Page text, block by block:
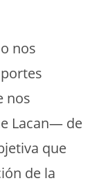
nos
nos
Lacan— de
que
de la